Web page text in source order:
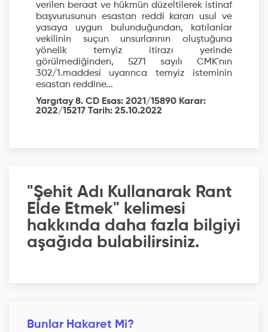
verilen beraat ve hükmün düzeltilerek istinaf
başvurusunun esastan reddi kararı usul ve
yasaya uygun bulunduğundan, katılanlar
vekilinin suçun unsurlarının oluştuğuna
yönelik temyiz itirazı yerinde
görülmediğinden, 5271 sayılı CMK'nın
302/1.maddesi uyarınca temyiz isteminin
esastan reddine...
Yargıtay 8. CD Esas: 2021/15890 Karar:
2022/15217 Tarih: 25.10.2022
"Şehit Adı Kullanarak Rant
Elde Etmek" kelimesi
hakkında daha fazla bilgiyi
aşağıda bulabilirsiniz.
Bunlar Hakaret Mi?